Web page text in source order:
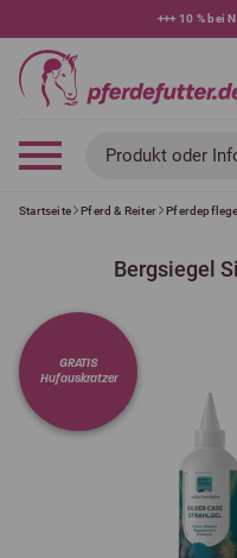
+++ 10 % bei
Produkt oder
Startseite Pferd & Reiter Pferdepflege
Bergsiegel
GRATIS
Hufauskratzer